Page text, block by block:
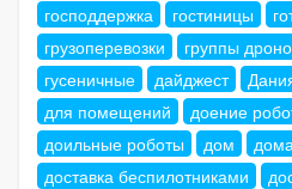
господдержка
гостиницы
грузоперевозки
группы
гусеничные
дайджест
для помещений
доение
доильные роботы
дом
доставка беспилотниками